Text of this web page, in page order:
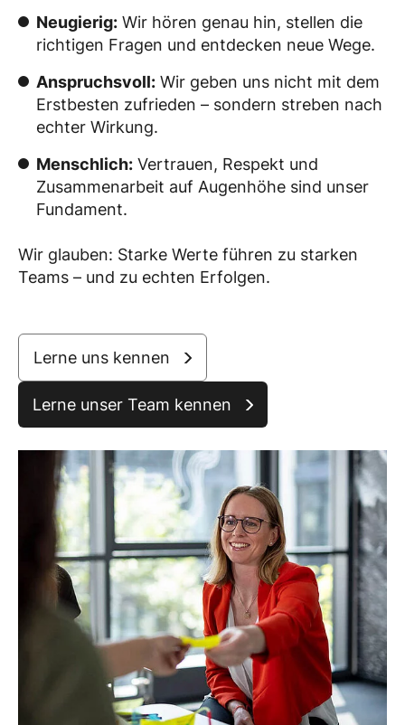
Neugierig: Wir hören genau hin, stellen die
richtigen Fragen und entdecken neue Wege.
Anspruchsvoll: Wir geben uns nicht mit dem
Erstbesten zufrieden – sondern streben nach
echter Wirkung.
Menschlich: Vertrauen, Respekt und
Zusammenarbeit auf Augenhöhe sind unser
Fundament.
Wir glauben: Starke Werte führen zu starken
Teams – und zu echten Erfolgen.
Lerne uns kennen
Lerne unser Team kennen